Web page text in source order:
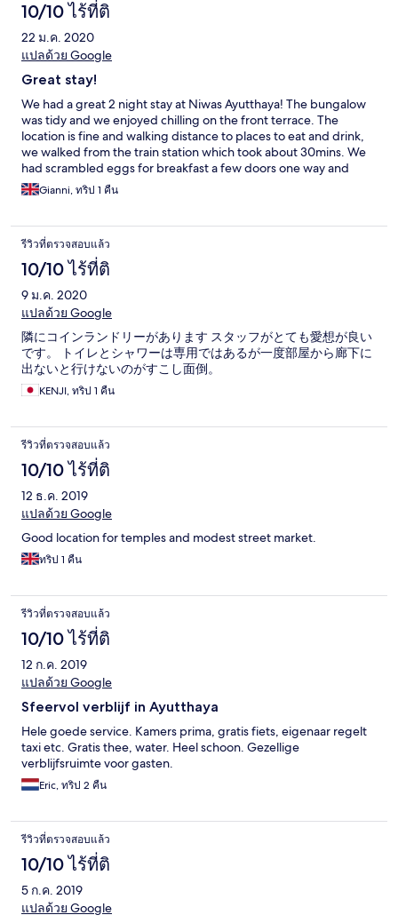
10/10 ไร้ที่ติ
22 ม.ค. 2020
แปลด้วย Google
Great stay!
We had a great 2 night stay at Niwas Ayutthaya! The bungalow
was tidy and we enjoyed chilling on the front terrace. The
location is fine and walking distance to places to eat and drink,
we walked from the train station which took about 30mins. We
had scrambled eggs for breakfast a few doors one way and
hired bicycles a few the other way. Bicycles are the perfect way
to explore the temples and park. They have a fridge with drinks
enjoyed that and the complimentary chips to go with our beer!
It was a great stay. The owner is lovely and the place is looked
after well. Would definitely recommend.
Gianni, ทริป 1 คืน
รีวิวที่ตรวจสอบแล้ว
10/10 ไร้ที่ติ
9 ม.ค. 2020
แปลด้วย Google
隣にコインランドリーがあります スタッフがとても愛想が良い
です。 トイレとシャワーは専用ではあるが一度部屋から廊下に
出ないと行けないのがすこし面倒。
KENJI, ทริป 1 คืน
รีวิวที่ตรวจสอบแล้ว
10/10 ไร้ที่ติ
12 ธ.ค. 2019
แปลด้วย Google
Good location for temples and modest street market.
ทริป 1 คืน
รีวิวที่ตรวจสอบแล้ว
10/10 ไร้ที่ติ
12 ก.ค. 2019
แปลด้วย Google
Sfeervol verblijf in Ayutthaya
Hele goede service. Kamers prima, gratis fiets, eigenaar regelt
taxi etc. Gratis thee, water. Heel schoon. Gezellige
verblijfsruimte voor gasten.
Eric, ทริป 2 คืน
รีวิวที่ตรวจสอบแล้ว
10/10 ไร้ที่ติ
5 ก.ค. 2019
แปลด้วย Google